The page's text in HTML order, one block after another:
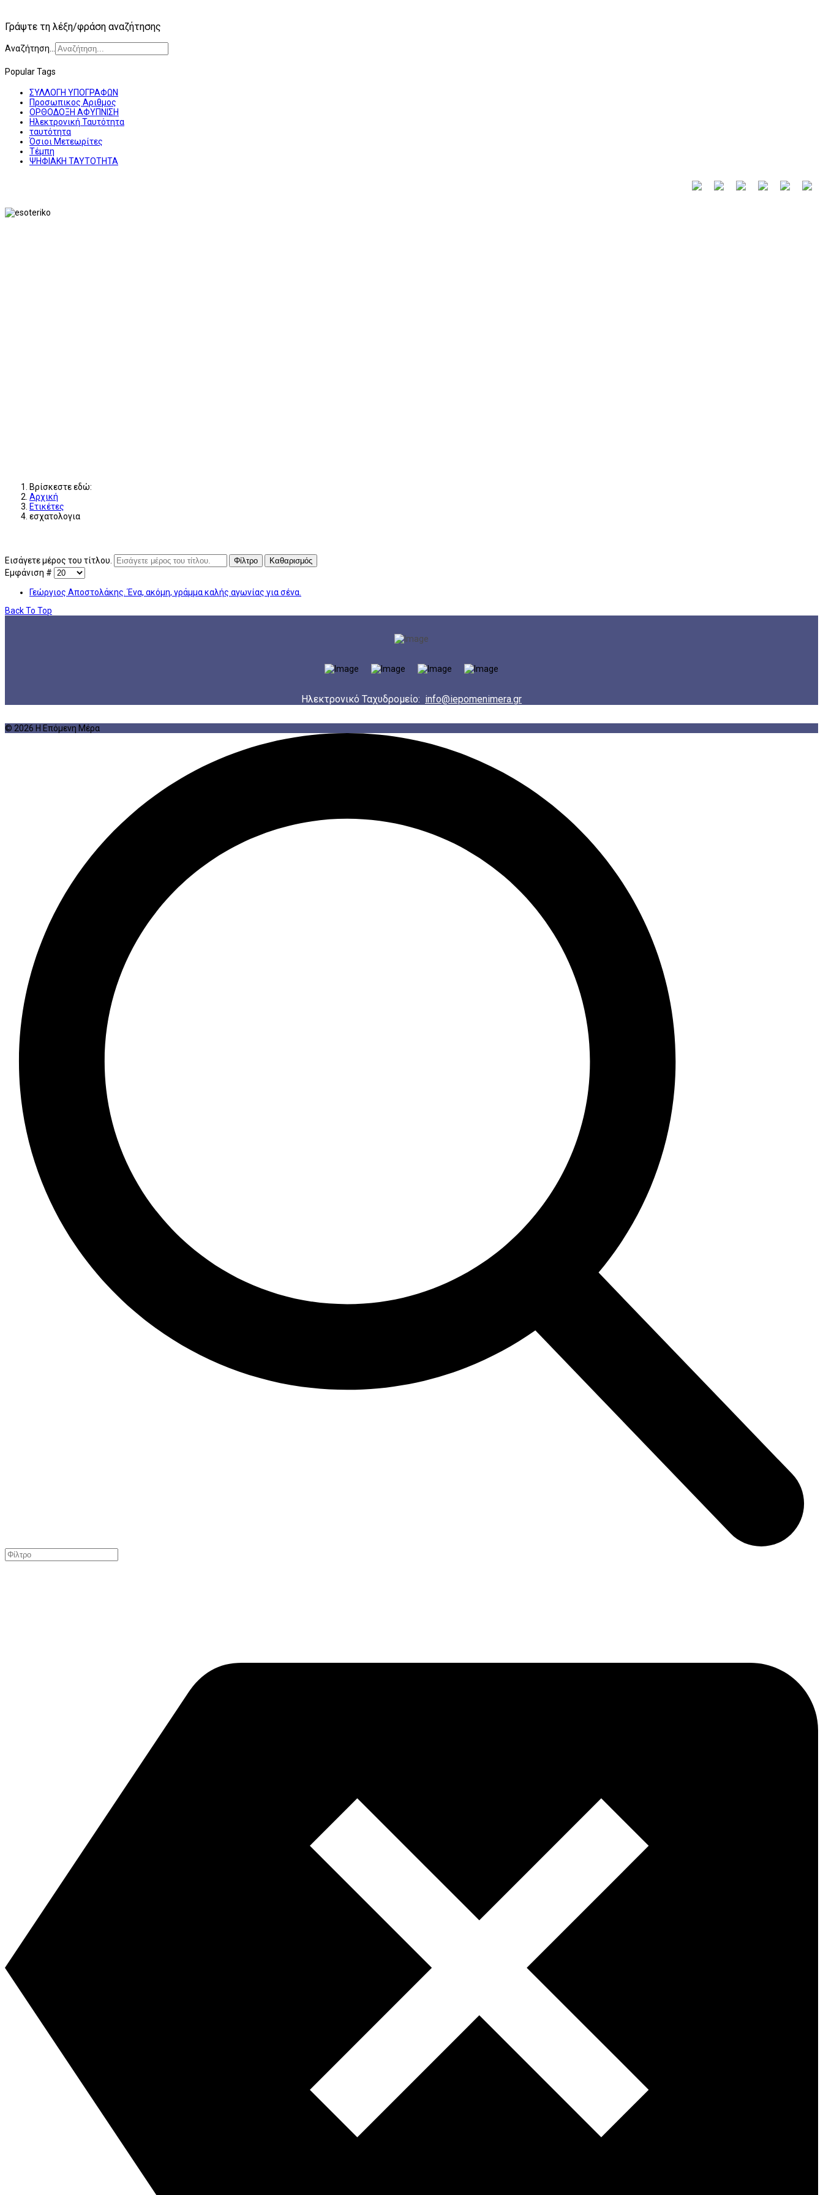
Γράψτε τη λέξη/φράση αναζήτησης
Αναζήτηση...
Popular Tags
ΣΥΛΛΟΓΗ ΥΠΟΓΡΑΦΩΝ
Προσωπικος Αριθμος
ΟΡΘΟΔΟΞΗ ΑΦΥΠΝΙΣΗ
Ηλεκτρονική Ταυτότητα
ταυτότητα
Όσιοι Μετεωρίτες
Τέμπη
ΨΗΦΙΑΚΗ ΤΑΥΤΟΤΗΤΑ
Βρίσκεστε εδώ:
Αρχική
Ετικέτες
εσχατολογια
Εισάγετε μέρος του τίτλου. Φίλτρο Καθαρισμός
Εμφάνιση #
Γεώργιος Αποστολάκης. Ένα, ακόμη, γράμμα καλής αγωνίας για σένα.
Back To Top
Ηλεκτρονικό Ταχυδρομείο: info@iepomenimera.gr
© 2026 Η Επόμενη Μέρα